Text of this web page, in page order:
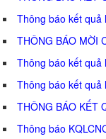
Thông báo kết
THÔNG BÁO MỜI
Thông báo kết quả
Thông báo kết
THÔNG BÁO KẾT
Thông báo